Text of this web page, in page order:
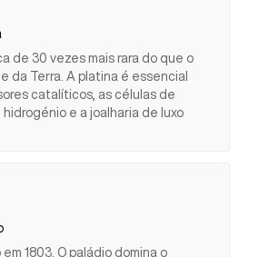
de 30 vezes mais rara do que o
da Terra. A platina é essencial
catalíticos, as células de
e a joalharia de luxo
1803. O paládio domina o